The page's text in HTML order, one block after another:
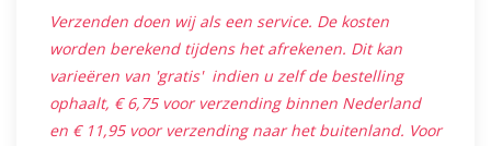
Verzenden doen wij als een service. De kosten
worden berekend tijdens het afrekenen. Dit kan
varieëren van 'gratis' indien u zelf de bestelling
ophaalt, € 6,75 voor verzending binnen Nederland
en € 11,95 voor verzending naar het buitenland. Voor